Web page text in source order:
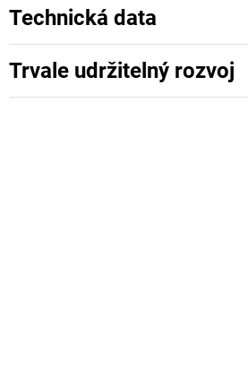
Technická data
Trvale udržitelný rozvoj